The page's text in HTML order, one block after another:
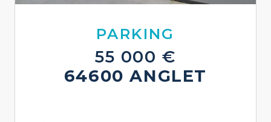
PARKING
55 000 €
64600 ANGLET